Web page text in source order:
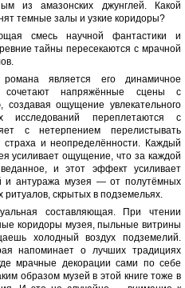
из амазонских джунглей. Какой
темные залы и узкие коридоры?
смесь научной фантастики и
тайны пересекаются с мрачной
является его динамичное
сочетают напряжённые сцены с
ощущение увлекательного
исследований переплетаются с
с нетерпением перелистывать
и неопределённости. Каждый
усиливает ощущение, что за каждой
и этот эффект усиливает
и антуража музея — от полутёмных
ритуалов, скрытых в подземельях.
составляющая. При чтении
коридоры музея, пыльные витрины
холодный воздух подземелий.
напоминает о лучших традициях
мрачные декорации сами по себе
образом музей в этой книге тоже в